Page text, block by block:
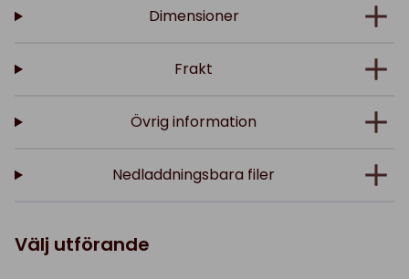
Dimensioner
Frakt
Övrig information
Nedladdningsbara filer
Välj utförande